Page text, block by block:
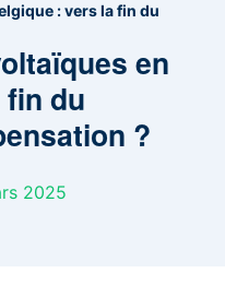
: vers la fin du
en
du
?
2025